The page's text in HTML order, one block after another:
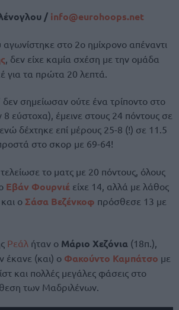
/ info@eurohoops.net
αγωνίστηκε στο 2ο ημίχρονο απέναντι
, δεν είχε καμία σχέση με την ομάδα
για τα πρώτα 20 λεπτά.
δεν σημείωσαν ούτε ένα τρίποντο στο
8 εύστοχα), έμεινε στους 24 πόντους σε
δέχτηκε επί μέρους 25-8 (!) σε 11.5
στο σκορ με 69-64!
τελείωσε το ματς με 20 πόντους, όλους
Εβάν Φουρνιέ είχε 14, αλλά με λάθος
ο Σάσα Βεζένκοφ πρόσθεσε 13 με
Ρεάλ ήταν ο Μάριο Χεζόνια (18π.),
έκανε (και) ο Φακούντο Καμπάτσο με
και πολλές μεγάλες φάσεις στο
των Μαδριλένων.